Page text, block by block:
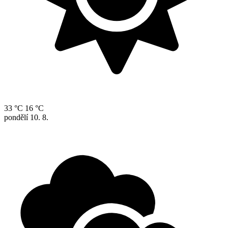
33 °C 16 °C
pondělí 10. 8.